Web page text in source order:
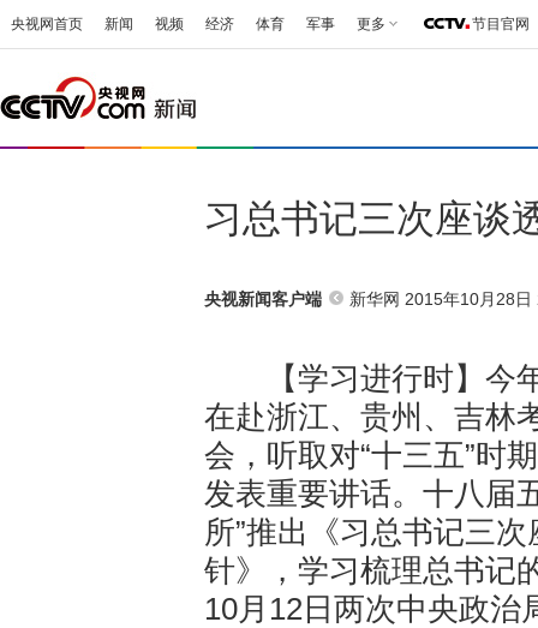
央视网首页 新闻 视频 经济 体育 军事 更多 节目官网
习总书记三次座谈
央视新闻客户端 新华网 2015年10月28日
【学习进行时】今年
在赴浙江、贵州、吉林
会，听取对“十三五”时
发表重要讲话。十八届
所”推出《习总书记三
针》，学习梳理总书记
10月12日两次中央政治